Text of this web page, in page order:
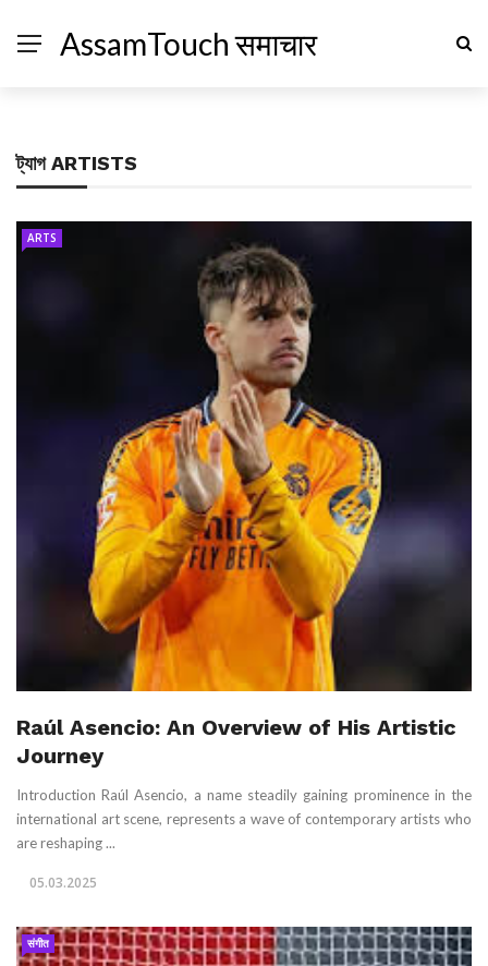
AssamTouch समाचार
ট্যাগARTISTS
ARTS
Raúl Asencio: An Overview of His Artistic
Journey
Introduction Raúl Asencio, a name steadily gaining prominence in the
international art scene, represents a wave of contemporary artists who
are reshaping ...
05.03.2025
संगीत